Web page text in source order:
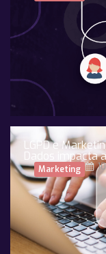
LGPD e
Dados impacta
Marketing